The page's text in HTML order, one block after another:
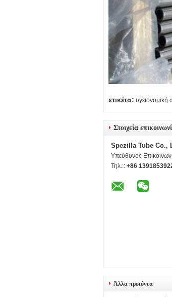
ετικέτα:
Στοιχεία
Spezilla Tube Co.,
Υπεύθυνος
Τηλ.:: +86
Άλλα προϊόντα